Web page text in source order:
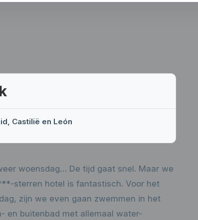
Castilië en León
woensdag… De tijd gaat snel. Maar we
sterren hotel is fantastisch. Voor het
zijn we even gaan zwemmen in het
en buitenbad met allemaal water-